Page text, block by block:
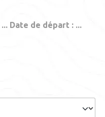
... Date de départ : ...